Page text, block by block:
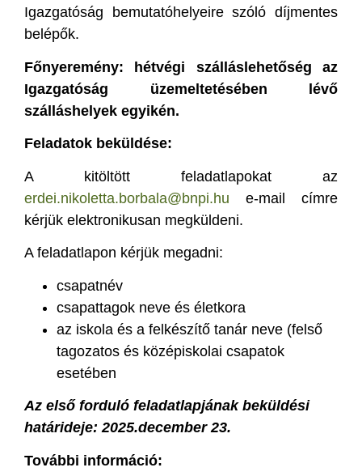
Igazgatóság bemutatóhelyeire szóló díjmentes
belépők.
Főnyeremény: hétvégi szálláslehetőség az
Igazgatóság üzemeltetésében lévő
szálláshelyek egyikén.
Feladatok beküldése:
A kitöltött feladatlapokat az
erdei.nikoletta.borbala@bnpi.hu e-mail címre
kérjük elektronikusan megküldeni.
A feladatlapon kérjük megadni:
csapatnév
csapattagok neve és életkora
az iskola és a felkészítő tanár neve (felső
tagozatos és középiskolai csapatok
esetében
Az első forduló feladatlapjának beküldési
határideje: 2025.december 23.
További információ: